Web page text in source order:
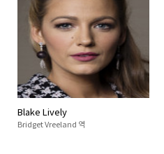
Blake Lively
Bridget Vreeland 역